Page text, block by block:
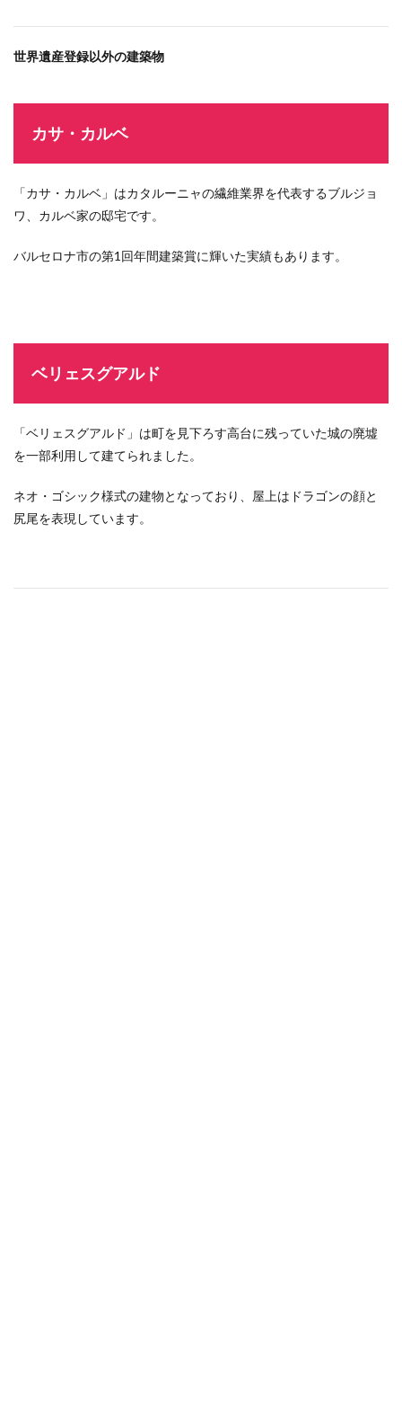
世界遺産登録以外の建築物
カサ・カルベ
「カサ・カルベ」はカタルーニャの繊維業界を代表するブルジョ
ワ、カルベ家の邸宅です。
バルセロナ市の第1回年間建築賞に輝いた実績もあります。
ベリェスグアルド
「ベリェスグアルド」は町を見下ろす高台に残っていた城の廃墟
を一部利用して建てられました。
ネオ・ゴシック様式の建物となっており、屋上はドラゴンの顔と
尻尾を表現しています。